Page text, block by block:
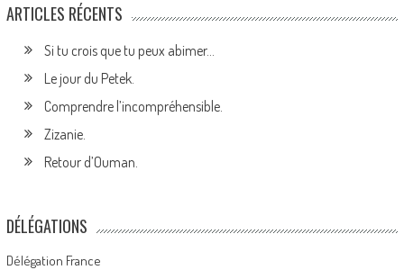
ARTICLES RÉCENTS
Si tu crois que tu peux abimer…
Le jour du Petek.
Comprendre l’incompréhensible.
Zizanie.
Retour d’Ouman.
DÉLÉGATIONS
Délégation France